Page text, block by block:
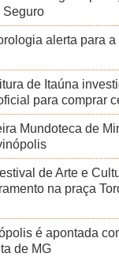
Seguro
alerta para
de Itaúna
para comprar
Mundoteca de
de Arte e
na praça
é apontada
de MG